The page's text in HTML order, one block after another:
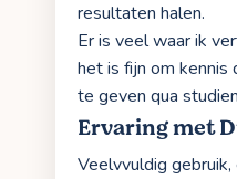
resultaten halen.
Er is veel waar ik
het is fijn om kennis
te geven qua
Ervaring met
Veelvvuldig